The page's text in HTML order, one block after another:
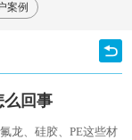
案例
么回事
龙、硅胶、PE这些材